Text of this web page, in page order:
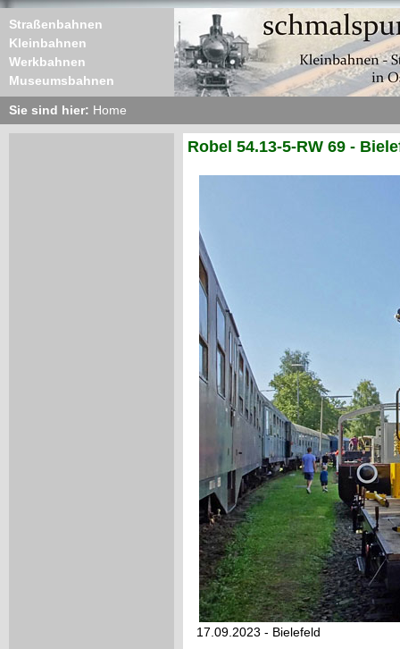
Straßenbahnen
Kleinbahnen
Werkbahnen
Museumsbahnen
Sie sind hier: Home
Robel 54.13-5-RW 69 -
17.09.2023 - Bielefeld